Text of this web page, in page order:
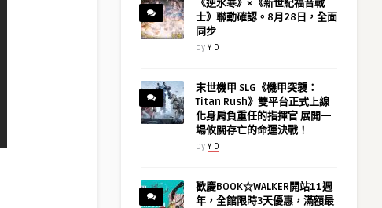
《逆水寒》×《新世紀福音戰
士》聯動確認。8月28日，全面
同步
by Y D
末世機甲 SLG《機甲突襲：
Titan Rush》雙平台正式上線
化身肩負重任的指揮官 展開一
場攸關存亡的命運決戰！
by Y D
歡慶BOOK☆WALKER開站11週
年，全館限時3天優惠，滿額最